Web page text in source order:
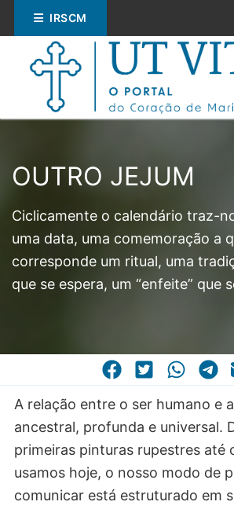
Saltar
para
conteúdo
IRSCM
por:
ESPIRITUALIDADE
EDUCAÇÃO
CASA COMUM
POR VOCAÇÃO
OUTRO JEJUM
Ciclicamente o calendário traz-
uma data, uma comemoração a
corresponde um ritual, uma
que se espera, um “enfeite” que
A relação entre o ser humano e
ancestral, profunda e universal.
primeiras pinturas rupestres até
usamos hoje, o nosso modo de
comunicar está estruturado em